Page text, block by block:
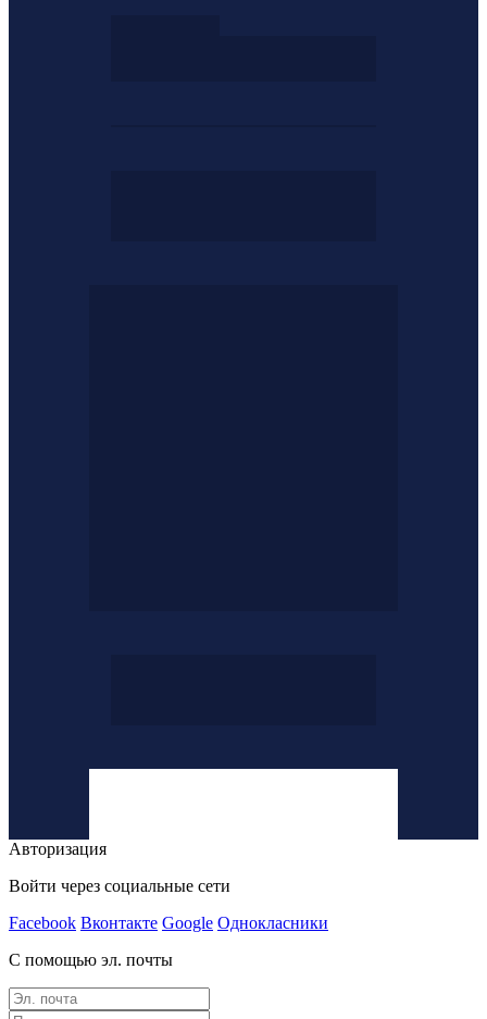
Авторизация
Войти через социальные сети
Facebook Вконтакте Google Однокласники
С помощью эл. почты